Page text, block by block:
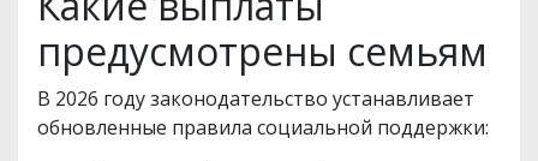
предусмотрены семьям
В 2026 году законодательство устанавливает
обновленные правила социальной поддержки: